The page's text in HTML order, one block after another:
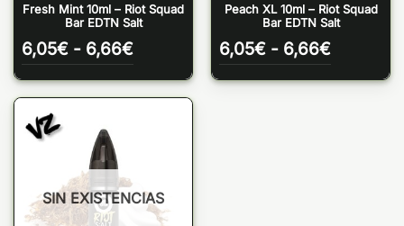
Fresh Mint 10ml – Riot Squad
Bar EDTN Salt
6,05€ - 6,66€Rango
de
precios:
desde
Peach XL 10ml – Riot Squad
Bar EDTN Salt
6,05€ - 6,66€Rango
de
precios:
SIN EXISTENCIAS